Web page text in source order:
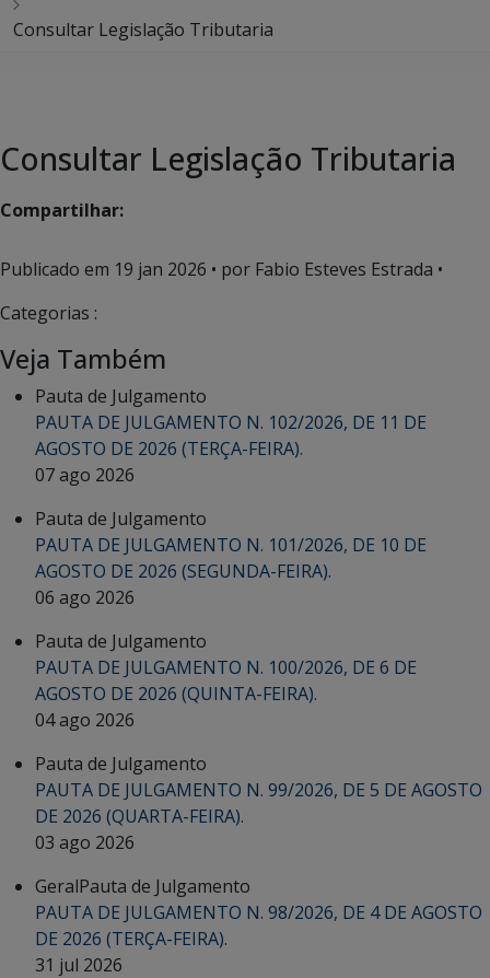
Consultar Legislação Tributaria
Consultar Legislação Tributaria
Compartilhar:
Publicado em 19 jan 2026 • por Fabio Esteves Estrada •
Categorias :
Veja Também
Pauta de Julgamento
PAUTA DE JULGAMENTO N. 102/2026, DE 11 DE
AGOSTO DE 2026 (TERÇA-FEIRA).
07 ago 2026
Pauta de Julgamento
PAUTA DE JULGAMENTO N. 101/2026, DE 10 DE
AGOSTO DE 2026 (SEGUNDA-FEIRA).
06 ago 2026
Pauta de Julgamento
PAUTA DE JULGAMENTO N. 100/2026, DE 6 DE
AGOSTO DE 2026 (QUINTA-FEIRA).
04 ago 2026
Pauta de Julgamento
PAUTA DE JULGAMENTO N. 99/2026, DE 5 DE AGOSTO
DE 2026 (QUARTA-FEIRA).
03 ago 2026
GeralPauta de Julgamento
PAUTA DE JULGAMENTO N. 98/2026, DE 4 DE AGOSTO
DE 2026 (TERÇA-FEIRA).
31 jul 2026